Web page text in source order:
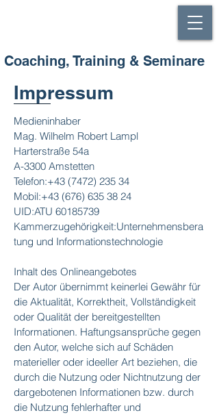
​Coaching, Training & Seminare
Impressum
Medieninhaber
Mag. Wilhelm Robert Lampl
Harterstraße 54a
A-3300 Amstetten
Telefon:+43 (7472) 235 34
Mobil:+43 (676) 635 38 24
UID:ATU 60185739
Kammerzugehörigkeit:Unternehmensbera
tung und Informationstechnologie
Inhalt des Onlineangebotes
Der Autor übernimmt keinerlei Gewähr für
die Aktualität, Korrektheit, Vollständigkeit
oder Qualität der bereitgestellten
Informationen. Haftungsansprüche gegen
den Autor, welche sich auf Schäden
materieller oder ideeller Art beziehen, die
durch die Nutzung oder Nichtnutzung der
dargebotenen Informationen bzw. durch
die Nutzung fehlerhafter und